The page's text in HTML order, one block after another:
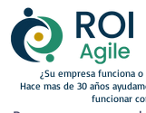
¿Su empresa funciona o
Hace mas de 30 años
funcionar